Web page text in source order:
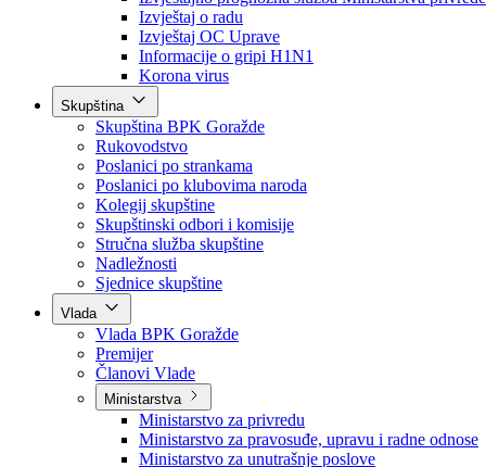
Obavještenja i izvještaji
Obavještenja Vlade
Izvještajno prognozna služba Ministarstva privrede
Izvještaj o radu
Izvještaj OC Uprave
Informacije o gripi H1N1
Korona virus
Skupština
Skupština BPK Goražde
Rukovodstvo
Poslanici po strankama
Poslanici po klubovima naroda
Kolegij skupštine
Skupštinski odbori i komisije
Stručna služba skupštine
Nadležnosti
Sjednice skupštine
Vlada
Vlada BPK Goražde
Premijer
Članovi Vlade
Ministarstva